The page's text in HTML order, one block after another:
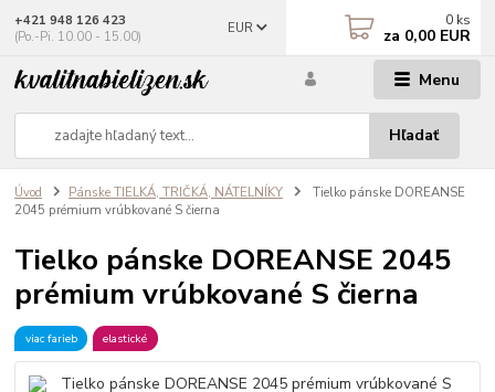
Menu
EUR
Hľadať
+421 948 126 423
(Po.-Pi. 10.00 - 15.00)
0 ks
za 0,00 EUR
Úvod Pánske TIELKÁ, TRIČKÁ, NÁTELNÍKY
Tielko pánske DOREANSE
2045 prémium vrúbkované S čierna
Tielko pánske DOREANSE 2045
prémium vrúbkované S čierna
viac farieb elastické